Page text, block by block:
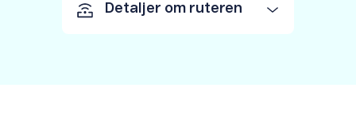
Detaljer om ruteren